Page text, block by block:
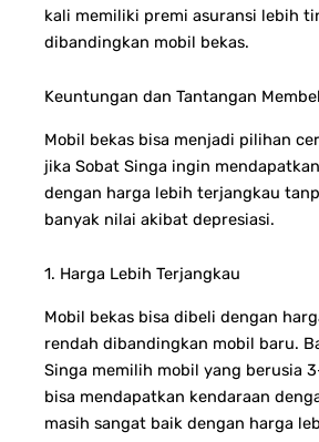
kali memiliki premi asuransi lebih
dibandingkan mobil bekas.
Keuntungan dan Tantangan
Mobil bekas bisa menjadi pilihan
jika Sobat Singa ingin
dengan harga lebih terjangkau
banyak nilai akibat depresiasi.
1. Harga Lebih Terjangkau
Mobil bekas bisa dibeli dengan
rendah dibandingkan mobil baru.
Singa memilih mobil yang berusia
bisa mendapatkan kendaraan
masih sangat baik dengan harga